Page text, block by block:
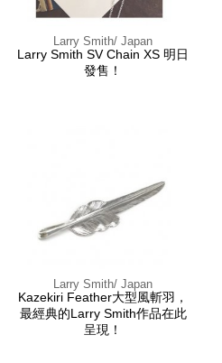
Larry Smith/ Japan
Larry Smith SV Chain XS 明日
發售！
Larry Smith/ Japan
Kazekiri Feather大型風斬羽，
最經典的Larry Smith作品在此
呈現！